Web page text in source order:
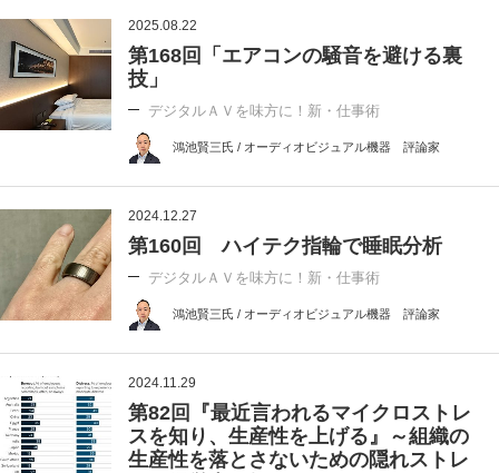
2025.08.22
第168回「エアコンの騒音を避ける裏
技」
デジタルＡＶを味方に！新・仕事術
鴻池賢三氏 / オーディオビジュアル機器 評論家
2024.12.27
第160回 ハイテク指輪で睡眠分析
デジタルＡＶを味方に！新・仕事術
鴻池賢三氏 / オーディオビジュアル機器 評論家
2024.11.29
第82回『最近言われるマイクロストレ
スを知り、生産性を上げる』～組織の
生産性を落とさないための隠れストレ